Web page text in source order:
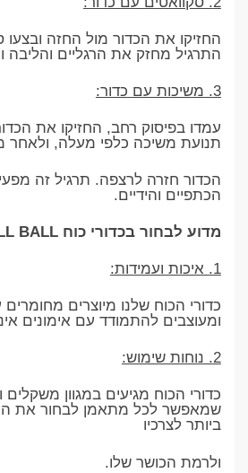
החזיקו את הכדור מול החזה ובצעו
התרגיל מחזק את הרגליים והליבה
3. משיכות עם כדור:
עמדו בפיסוק רחב, החזיקו את
תנועת משיכה כלפי מעלה, ולאחר
הכדור חזרה לרצפה. תרגיל זה
הכתפיים והידיים.
מדוע לבחור בכדורי כוח WALL BALL?
1. איכות ועמידות:
כדורי הכוח שלנו מיוצרים מחומרים
ומעוצבים להתמודד עם אימונים
2. נוחות שימוש:
כדורי הכוח מגיעים במגוון משקלים
שמאפשר לכל מתאמן לבחור את
ביותר לצרכיו
ולרמת הכושר שלו.